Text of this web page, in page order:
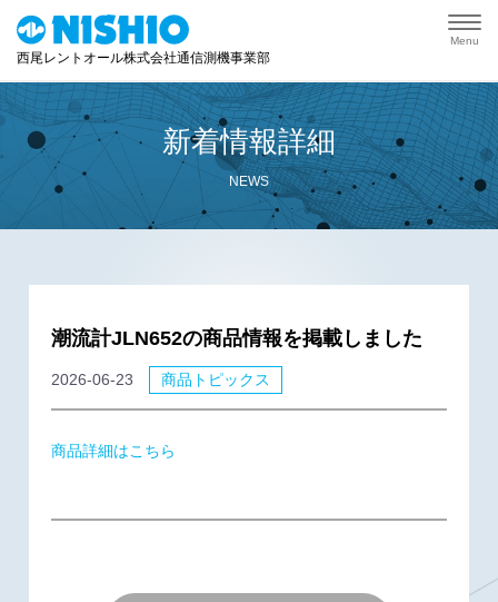
西尾レントオール株式会社通信測機事業部
Menu
新着情報詳細
NEWS
潮流計JLN652の商品情報を掲載しました
2026-06-23 商品トピックス
商品詳細はこちら